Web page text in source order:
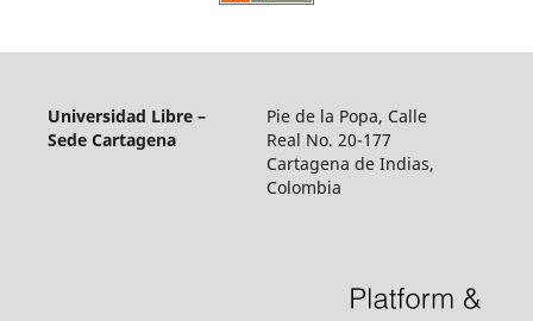
Universidad Libre –
Sede Cartagena
Pie de la Popa, Calle
Real No. 20-177
Cartagena de Indias,
Colombia